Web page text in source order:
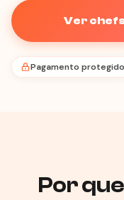
Ver
Pagamento protegido
Por